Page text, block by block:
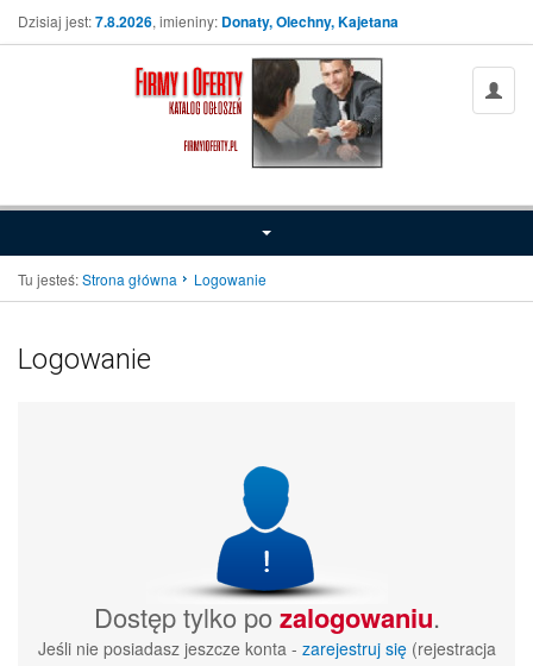
Dzisiaj jest:7.8.2026, imieniny: Donaty, Olechny, Kajetana
Tu jesteś:Strona główna Logowanie
Logowanie
Dostęp tylko pozalogowaniu.
Jeśli nie posiadasz jeszcze konta - zarejestruj się(rejestracja